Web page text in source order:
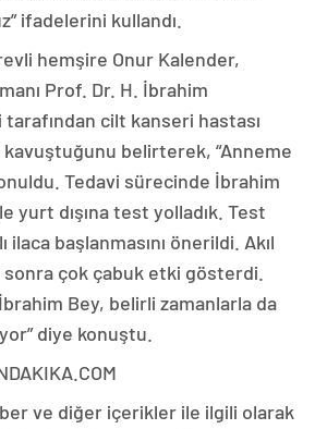
ifadelerini kullandı.
hemşire Onur Kalender,
Prof. Dr. H. İbrahim
tarafından cilt kanseri hastası
kavuştuğunu belirterek, “Anneme
Tedavi sürecinde İbrahim
yurt dışına test yolladık. Test
ilaca başlanmasını önerildi. Akıl
sonra çok çabuk etki gösterdi.
Bey, belirli zamanlarla da
diye konuştu.
ve diğer içerikler ile ilgili olarak